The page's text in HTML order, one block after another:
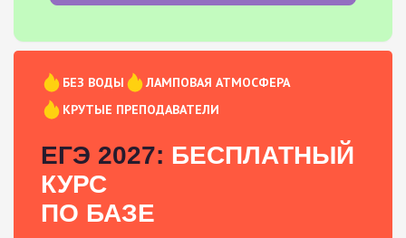
БЕЗ ВОДЫ
ЛАМПОВАЯ АТМОСФЕРА
КРУТЫЕ ПРЕПОДАВАТЕЛИ
ЕГЭ 2027: БЕСПЛАТНЫЙ
КУРС
ПО БАЗЕ